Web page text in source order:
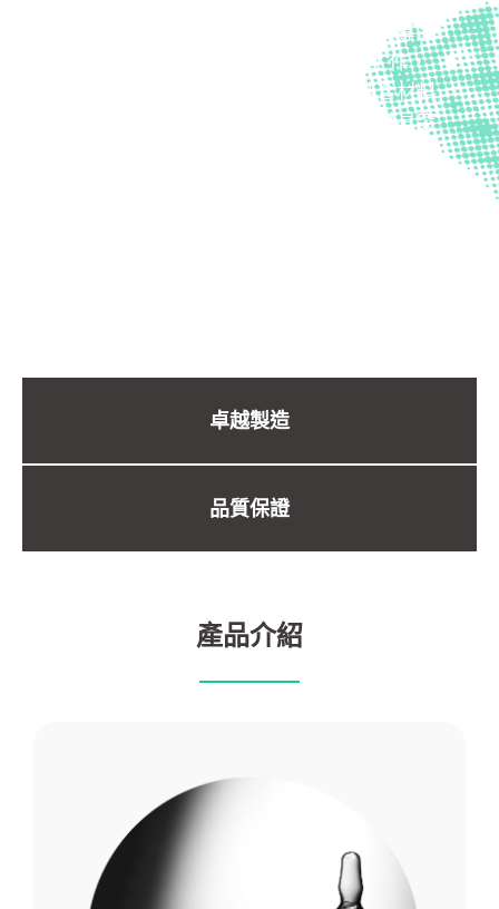
卓越製造
品質保證
Wiltrom 是微創脊椎手術解決方案的領導品
牌，我們將 30% 的團隊投入於研發工作，
專注於創新醫療技術的開發。我們結合材料
科學、機械工程與先進製造技術，開發具突
產品介紹